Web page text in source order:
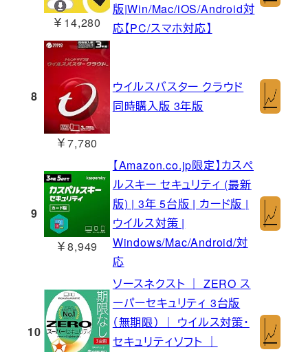
￥14,280
版|Win/Mac/iOS/Android対
応【PC/スマホ対応】
8
￥7,780
ウイルスバスター クラウド
同時購入版 3年版
9
￥8,949
【Amazon.co.jp限定】カスペ
ルスキー セキュリティ (最新
版) | 3年 5台版 | カード版 |
ウイルス対策 |
Windows/Mac/Android/対
応
10
ソースネクスト ｜ ZERO ス
ーパーセキュリティ 3台版
（無期限） ｜ ウイルス対策・
セキュリティソフト ｜